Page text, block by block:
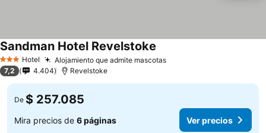
3 Estrellas
Hotel Alojamiento que admite mascotas
Sandman Hotel Revelstoke
7,2 4.404 Revelstoke
De $ 257.085
Mira precios de 6 páginas Ver precios